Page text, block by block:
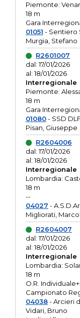
Piemonte:
18 m
Gara
01051 - Sentiero
Murgia, Stefano
R2601007
dal: 17/01/2026
al: 18/01/2026
Interregionale
Piemonte:
18 m
Gara
01080- SSD
Pisan, Giuseppe
R2604006
dal: 17/01/2026
al: 18/01/2026
Interregionale
Lombardia:
18 m
--
04027 -
Migliorati, Marco
R2604007
dal: 17/01/2026
al: 18/01/2026
Interregionale
Lombardia:
18 m
O.R.
Campionato
04038- Arcieri
Vidari, Bruno